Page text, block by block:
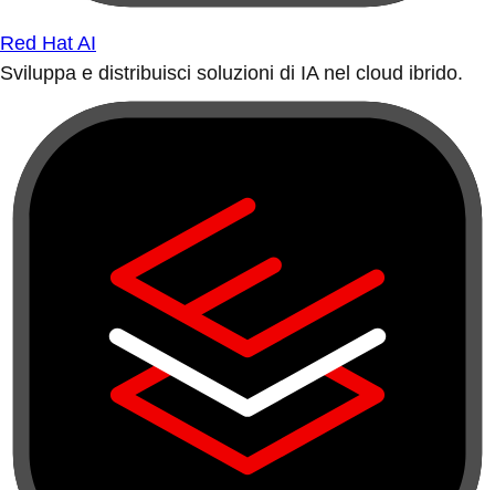
Red Hat AI
Sviluppa e distribuisci soluzioni di IA nel cloud ibrido.